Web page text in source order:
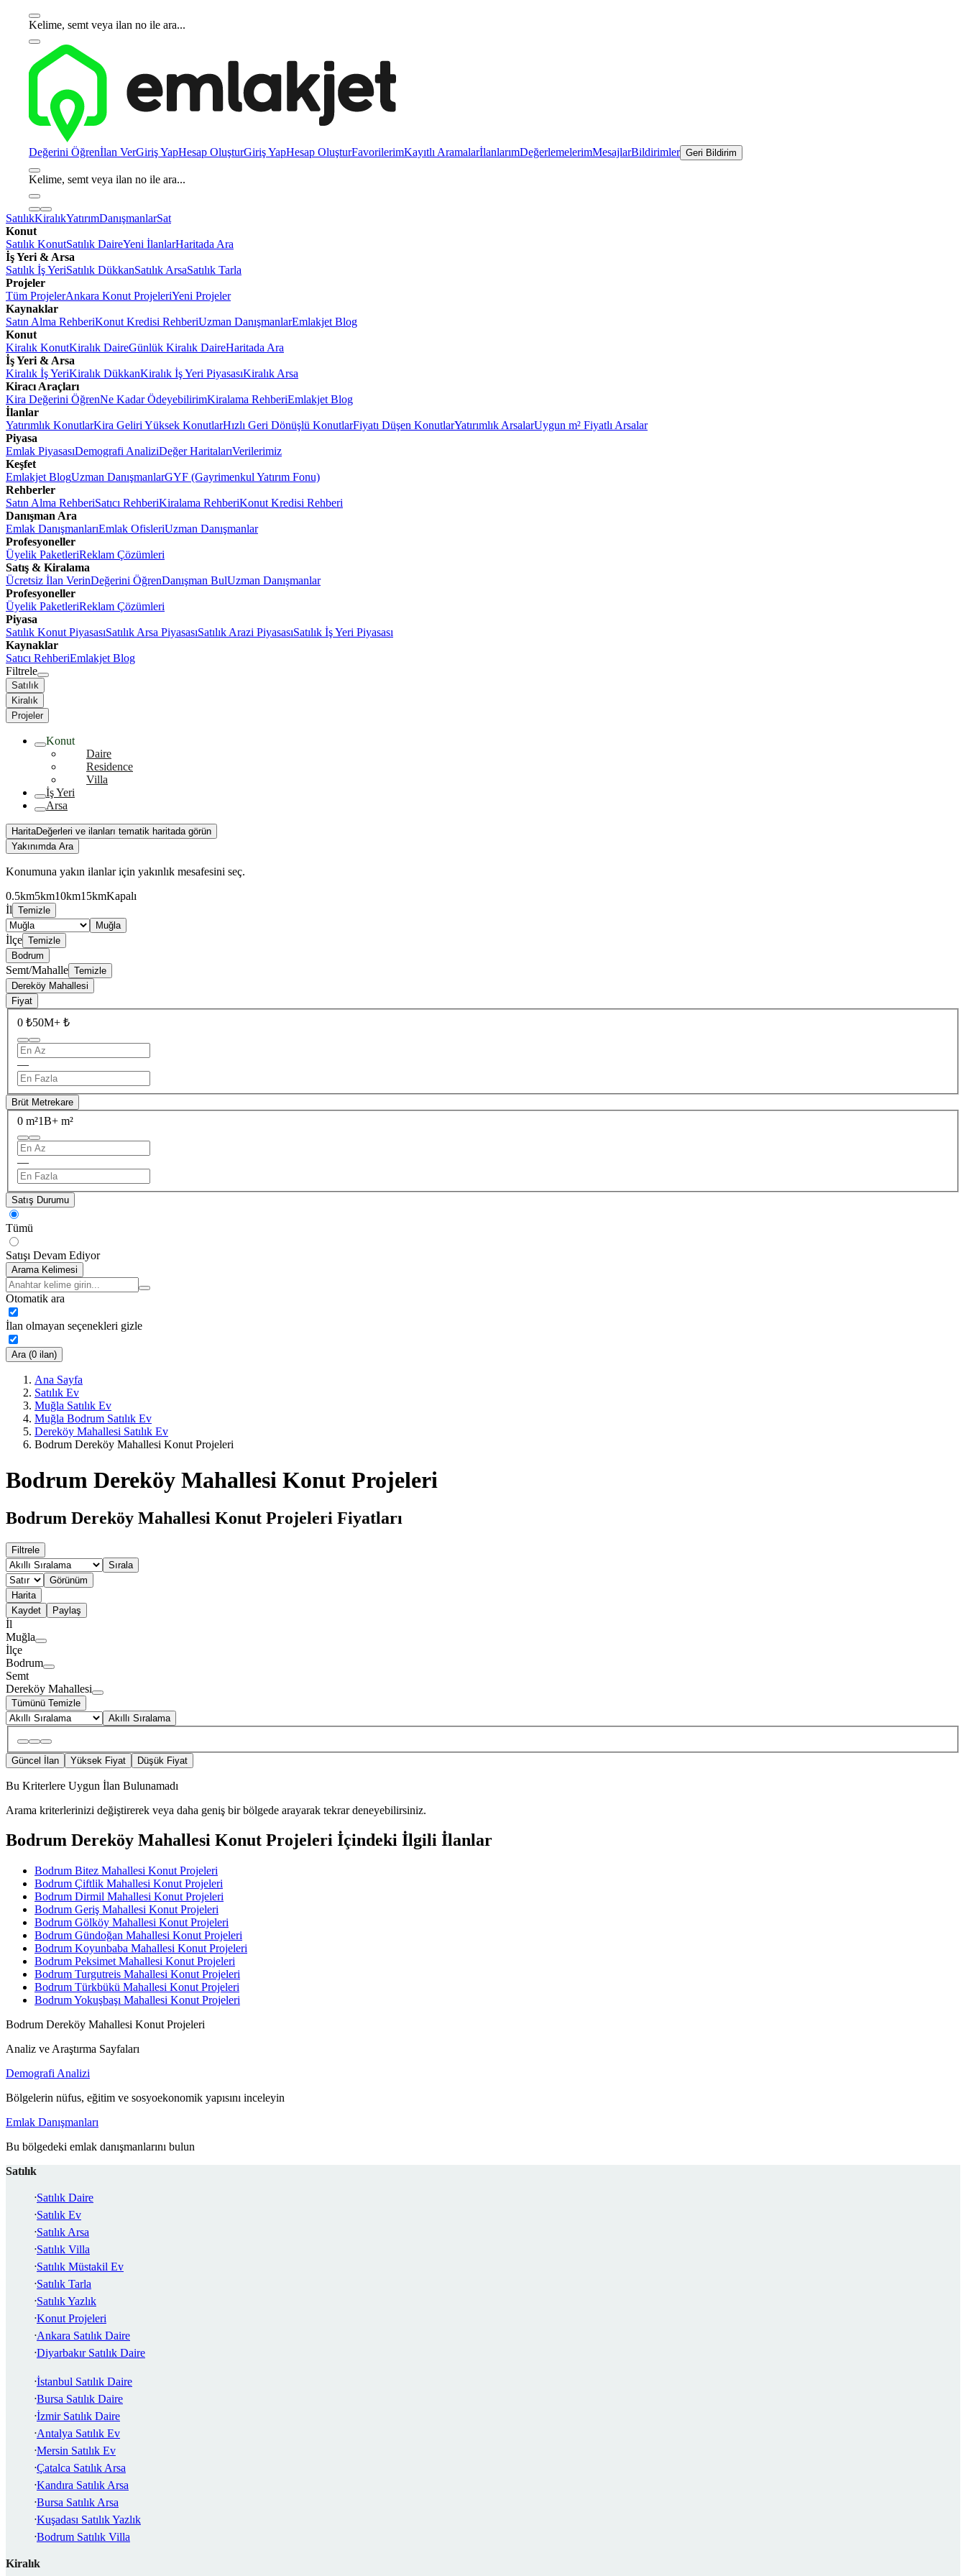
Kelime, semt veya ilan no ile ara...
Değerini Öğrenİlan VerGiriş YapHesap OluşturGiriş YapHesap OluşturFavorilerimKayıtlı AramalarİlanlarımDeğerlemelerimMesajlarBildirimler Geri Bildirim
Kelime, semt veya ilan no ile ara...
SatılıkKiralıkYatırımDanışmanlarSat
Konut
Satılık KonutSatılık DaireYeni İlanlarHaritada Ara
İş Yeri & Arsa
Satılık İş YeriSatılık DükkanSatılık ArsaSatılık Tarla
Projeler
Tüm ProjelerAnkara Konut ProjeleriYeni Projeler
Kaynaklar
Satın Alma RehberiKonut Kredisi RehberiUzman DanışmanlarEmlakjet Blog
Konut
Kiralık KonutKiralık DaireGünlük Kiralık DaireHaritada Ara
İş Yeri & Arsa
Kiralık İş YeriKiralık DükkanKiralık İş Yeri PiyasasıKiralık Arsa
Kiracı Araçları
Kira Değerini ÖğrenNe Kadar ÖdeyebilirimKiralama RehberiEmlakjet Blog
İlanlar
Yatırımlık KonutlarKira Geliri Yüksek KonutlarHızlı Geri Dönüşlü KonutlarFiyatı Düşen KonutlarYatırımlık ArsalarUygun m² Fiyatlı Arsalar
Piyasa
Emlak PiyasasıDemografi AnaliziDeğer HaritalarıVerilerimiz
Keşfet
Emlakjet BlogUzman DanışmanlarGYF (Gayrimenkul Yatırım Fonu)
Rehberler
Satın Alma RehberiSatıcı RehberiKiralama RehberiKonut Kredisi Rehberi
Danışman Ara
Emlak DanışmanlarıEmlak OfisleriUzman Danışmanlar
Profesyoneller
Üyelik PaketleriReklam Çözümleri
Satış & Kiralama
Ücretsiz İlan VerinDeğerini ÖğrenDanışman BulUzman Danışmanlar
Profesyoneller
Üyelik PaketleriReklam Çözümleri
Piyasa
Satılık Konut PiyasasıSatılık Arsa PiyasasıSatılık Arazi PiyasasıSatılık İş Yeri Piyasası
Kaynaklar
Satıcı RehberiEmlakjet Blog
Filtrele
Satılık
Kiralık
Projeler
Konut
Daire
Residence
Villa
İş Yeri
Arsa
HaritaDeğerleri ve ilanları tematik haritada görün
Yakınımda Ara
Konumuna yakın ilanlar için yakınlık mesafesini seç.
0.5km5km10km15kmKapalı
İl Temizle
Muğla
İlçe Temizle
Bodrum
Semt/Mahalle Temizle
Dereköy Mahallesi
Fiyat
0 ₺50M+ ₺
—
Brüt Metrekare
0 m²1B+ m²
—
Satış Durumu
Tümü
Satışı Devam Ediyor
Arama Kelimesi
Otomatik ara
İlan olmayan seçenekleri gizle
Ara (0 ilan)
Ana Sayfa
Satılık Ev
Muğla Satılık Ev
Muğla Bodrum Satılık Ev
Dereköy Mahallesi Satılık Ev
Bodrum Dereköy Mahallesi Konut Projeleri
Bodrum Dereköy Mahallesi Konut Projeleri
Bodrum Dereköy Mahallesi Konut Projeleri Fiyatları
Filtrele
Sırala
Görünüm
Harita
Kaydet
Paylaş
İl
Muğla
İlçe
Bodrum
Semt
Dereköy Mahallesi
Tümünü Temizle
Akıllı Sıralama
Güncel İlan Yüksek Fiyat Düşük Fiyat
Bu Kriterlere Uygun İlan Bulunamadı
Arama kriterlerinizi değiştirerek veya daha geniş bir bölgede arayarak tekrar deneyebilirsiniz.
Bodrum Dereköy Mahallesi Konut Projeleri İçindeki İlgili İlanlar
Bodrum Bitez Mahallesi Konut Projeleri
Bodrum Çiftlik Mahallesi Konut Projeleri
Bodrum Dirmil Mahallesi Konut Projeleri
Bodrum Geriş Mahallesi Konut Projeleri
Bodrum Gölköy Mahallesi Konut Projeleri
Bodrum Gündoğan Mahallesi Konut Projeleri
Bodrum Koyunbaba Mahallesi Konut Projeleri
Bodrum Peksimet Mahallesi Konut Projeleri
Bodrum Turgutreis Mahallesi Konut Projeleri
Bodrum Türkbükü Mahallesi Konut Projeleri
Bodrum Yokuşbaşı Mahallesi Konut Projeleri
Bodrum Dereköy Mahallesi Konut Projeleri
Analiz ve Araştırma Sayfaları
Demografi Analizi
Bölgelerin nüfus, eğitim ve sosyoekonomik yapısını inceleyin
Emlak Danışmanları
Bu bölgedeki emlak danışmanlarını bulun
Satılık
Satılık Daire
Satılık Ev
Satılık Arsa
Satılık Villa
Satılık Müstakil Ev
Satılık Tarla
Satılık Yazlık
Konut Projeleri
Ankara Satılık Daire
Diyarbakır Satılık Daire
İstanbul Satılık Daire
Bursa Satılık Daire
İzmir Satılık Daire
Antalya Satılık Ev
Mersin Satılık Ev
Çatalca Satılık Arsa
Kandıra Satılık Arsa
Bursa Satılık Arsa
Kuşadası Satılık Yazlık
Bodrum Satılık Villa
Kiralık